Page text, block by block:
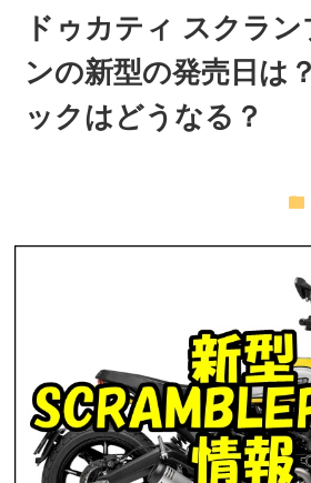
ドゥカティ スクラ
ンの新型の発売日は
ックはどうなる？
folder